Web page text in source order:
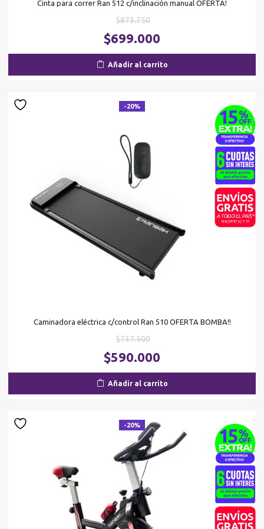
Cinta para correr Ran 512 c/inclinación manual OFERTA!
$873.750El
precio
original
era:
$699.000
Añadir al carrito
-20%
Caminadora eléctrica c/control Ran 510 OFERTA BOMBA!!
$737.500El
precio
original
era:
$590.000
Añadir al carrito
-20%